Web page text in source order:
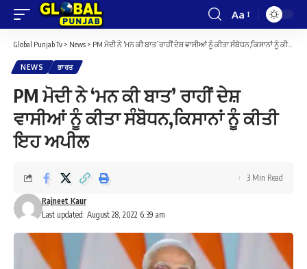
Font
Resizer
Aa
Global Punjab Tv > News > PM ਮੋਦੀ ਨੇ ‘ਮਨ ਕੀ ਬਾਤ’ ਰਾਹੀਂ ਦੇਸ਼ ਵਾਸੀਆਂ ਨੂੰ ਕੀਤਾ ਸੰਬੋਧਨ,ਕਿਸਾਨਾਂ ਨੂੰ ਕੀਤੀ ਇਹ ਅਪੀਲ
NEWS ਭਾਰਤ
PM ਮੋਦੀ ਨੇ ‘ਮਨ ਕੀ ਬਾਤ’ ਰਾਹੀਂ ਦੇਸ਼
ਵਾਸੀਆਂ ਨੂੰ ਕੀਤਾ ਸੰਬੋਧਨ,ਕਿਸਾਨਾਂ ਨੂੰ ਕੀਤੀ
ਇਹ ਅਪੀਲ
Last updated: August 28, 2022 6:39 am
Rajneet Kaur
3 Min Read